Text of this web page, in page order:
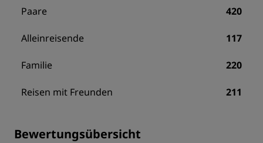
Paare 420
Alleinreisende 117
Familie 220
Reisen mit Freunden 211
Bewertungsübersicht